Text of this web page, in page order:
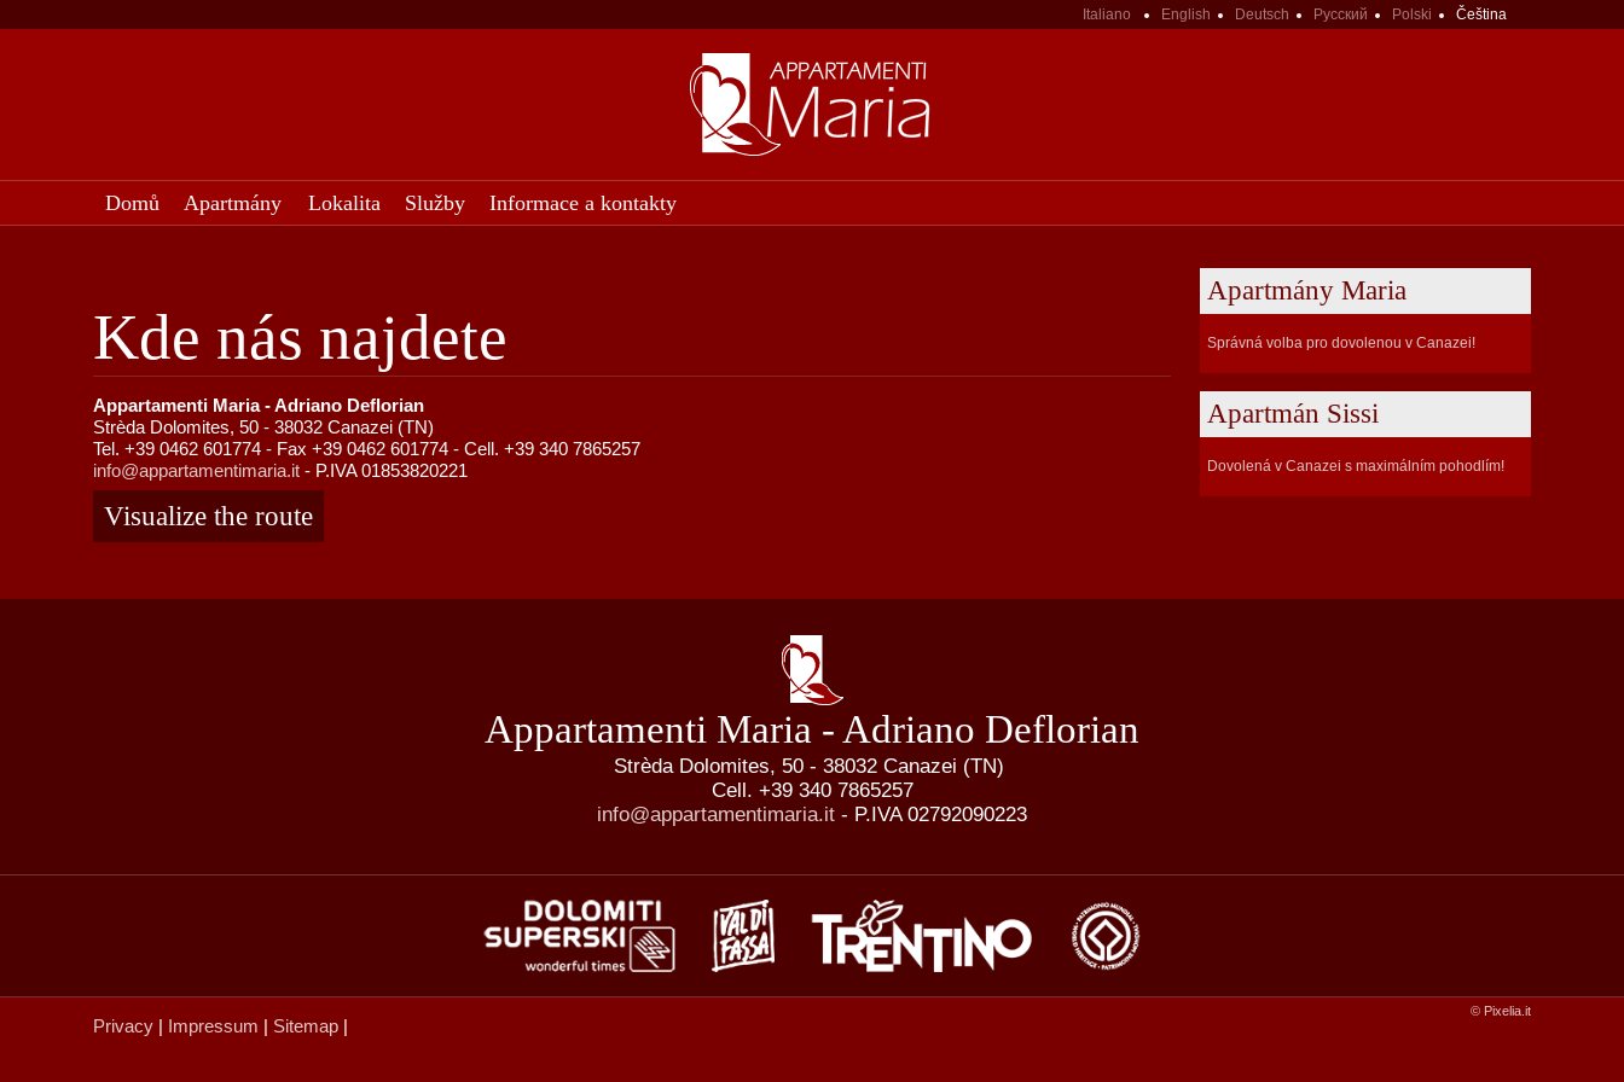
Italiano English Deutsch Русский Polski Čeština
Domů Apartmány Lokalita Služby Informace a kontakty
Kde nás najdete
Appartamenti Maria - Adriano Deflorian
Strèda Dolomites, 50 - 38032 Canazei (TN)
Tel. +39 0462 601774 - Fax +39 0462 601774 - Cell. +39 340 7865257
info@appartamentimaria.it - P.IVA 01853820221
Visualize the route
Apartmány Maria
Správná volba pro dovolenou v Canazei!
Apartmán Sissi
Dovolená v Canazei s maximálním pohodlím!
Appartamenti Maria - Adriano Deflorian
Strèda Dolomites, 50 - 38032 Canazei (TN)
Cell. +39 340 7865257
info@appartamentimaria.it - P.IVA 02792090223
© Pixelia.it
Privacy | Impressum | Sitemap |